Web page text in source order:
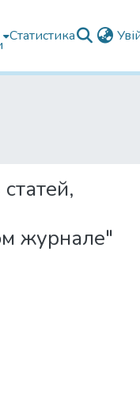
Статистика
журнале"